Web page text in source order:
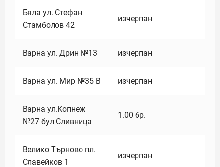
Бяла ул. Стефан
Стамболов 42
изчерпан
Варна ул. Дрин №13 изчерпан
Варна ул. Мир №35 В изчерпан
Варна ул.Копнеж
№27 бул.Сливница
1.00 бр.
Велико Търново пл.
Славейков 1
изчерпан